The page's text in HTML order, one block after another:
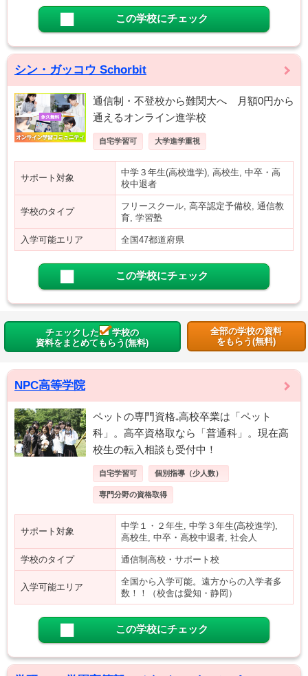
この学校にチェック
シン・ガッコウ Schorbit
通信制・不登校から難関大へ 月額0円から
通えるオンライン進学校
自宅学習可 大学進学重視
サポート対象
中学３年生(高校進学), 高校生, 中卒・高
校中退者
学校のタイプ
フリースクール, 高卒認定予備校, 通信教
育, 学習塾
入学可能エリア 全国47都道府県
この学校にチェック
チェックした
学校の
資料をまとめてもらう(無料)
全部の学校の資料
をもらう(無料)
NPC高等学院
ペットの専門資格₊高校卒業は「ペット
科」。高卒資格取なら「普通科」。現在高
校生の転入相談も受付中！
自宅学習可 個別指導（少人数）
専門分野の資格取得
サポート対象
中学１・２年生, 中学３年生(高校進学),
高校生, 中卒・高校中退者, 社会人
学校のタイプ 通信制高校・サポート校
入学可能エリア
全国から入学可能。遠方からの入学者多
数！！（校舎は愛知・静岡）
この学校にチェック